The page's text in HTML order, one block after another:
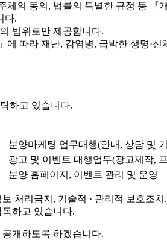
의 동의, 법률의 특별한 규정 등 『
다.
범위로만 제공합니다.
따라 재난, 감염병, 급박한 생명·
하고 있습니다.
분양마케팅 업무대행(안내, 상담 및
광고 및 이벤트 대행업무(광고제작,
분양 홈페이지, 이벤트 관리 및 운영
처리금지, 기술적 · 관리적 보호조
하고 있습니다.
개하도록 하겠습니다.